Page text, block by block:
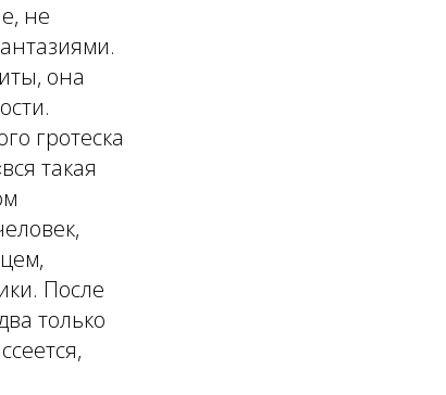
не
она
гротеска
такая
После
только